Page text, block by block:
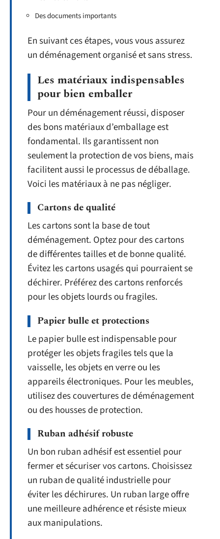
Des documents importants
En suivant ces étapes, vous vous assurez
un déménagement organisé et sans stress.
Les matériaux indispensables
pour bien emballer
Pour un déménagement réussi, disposer
des bons matériaux d’emballage est
fondamental. Ils garantissent non
seulement la protection de vos biens, mais
facilitent aussi le processus de déballage.
Voici les matériaux à ne pas négliger.
Cartons de qualité
Les cartons sont la base de tout
déménagement. Optez pour des cartons
de différentes tailles et de bonne qualité.
Évitez les cartons usagés qui pourraient se
déchirer. Préférez des cartons renforcés
pour les objets lourds ou fragiles.
Papier bulle et protections
Le papier bulle est indispensable pour
protéger les objets fragiles tels que la
vaisselle, les objets en verre ou les
appareils électroniques. Pour les meubles,
utilisez des couvertures de déménagement
ou des housses de protection.
Ruban adhésif robuste
Un bon ruban adhésif est essentiel pour
fermer et sécuriser vos cartons. Choisissez
un ruban de qualité industrielle pour
éviter les déchirures. Un ruban large offre
une meilleure adhérence et résiste mieux
aux manipulations.